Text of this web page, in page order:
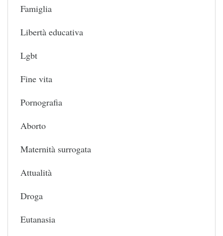
Famiglia
Libertà educativa
Lgbt
Fine vita
Pornografia
Aborto
Maternità surrogata
Attualità
Droga
Eutanasia